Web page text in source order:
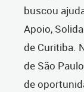
buscou
Apoio,
de Curitiba.
de São
de